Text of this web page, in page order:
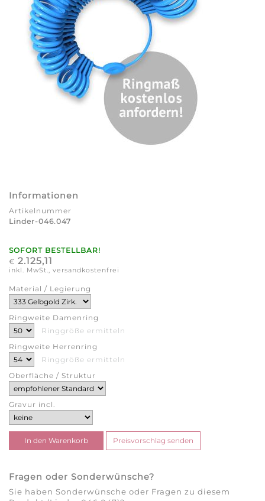
Informationen
Artikelnummer
Linder-046.047
SOFORT BESTELLBAR!
€ 2.125,11
inkl. MwSt., versandkostenfrei
Material / Legierung
Ringweite Damenring
Ringgröße ermitteln
Ringweite Herrenring
Ringgröße ermitteln
Oberfläche / Struktur
Gravur incl.
Fragen oder Sonderwünsche?
Sie haben Sonderwünsche oder Fragen zu diesem